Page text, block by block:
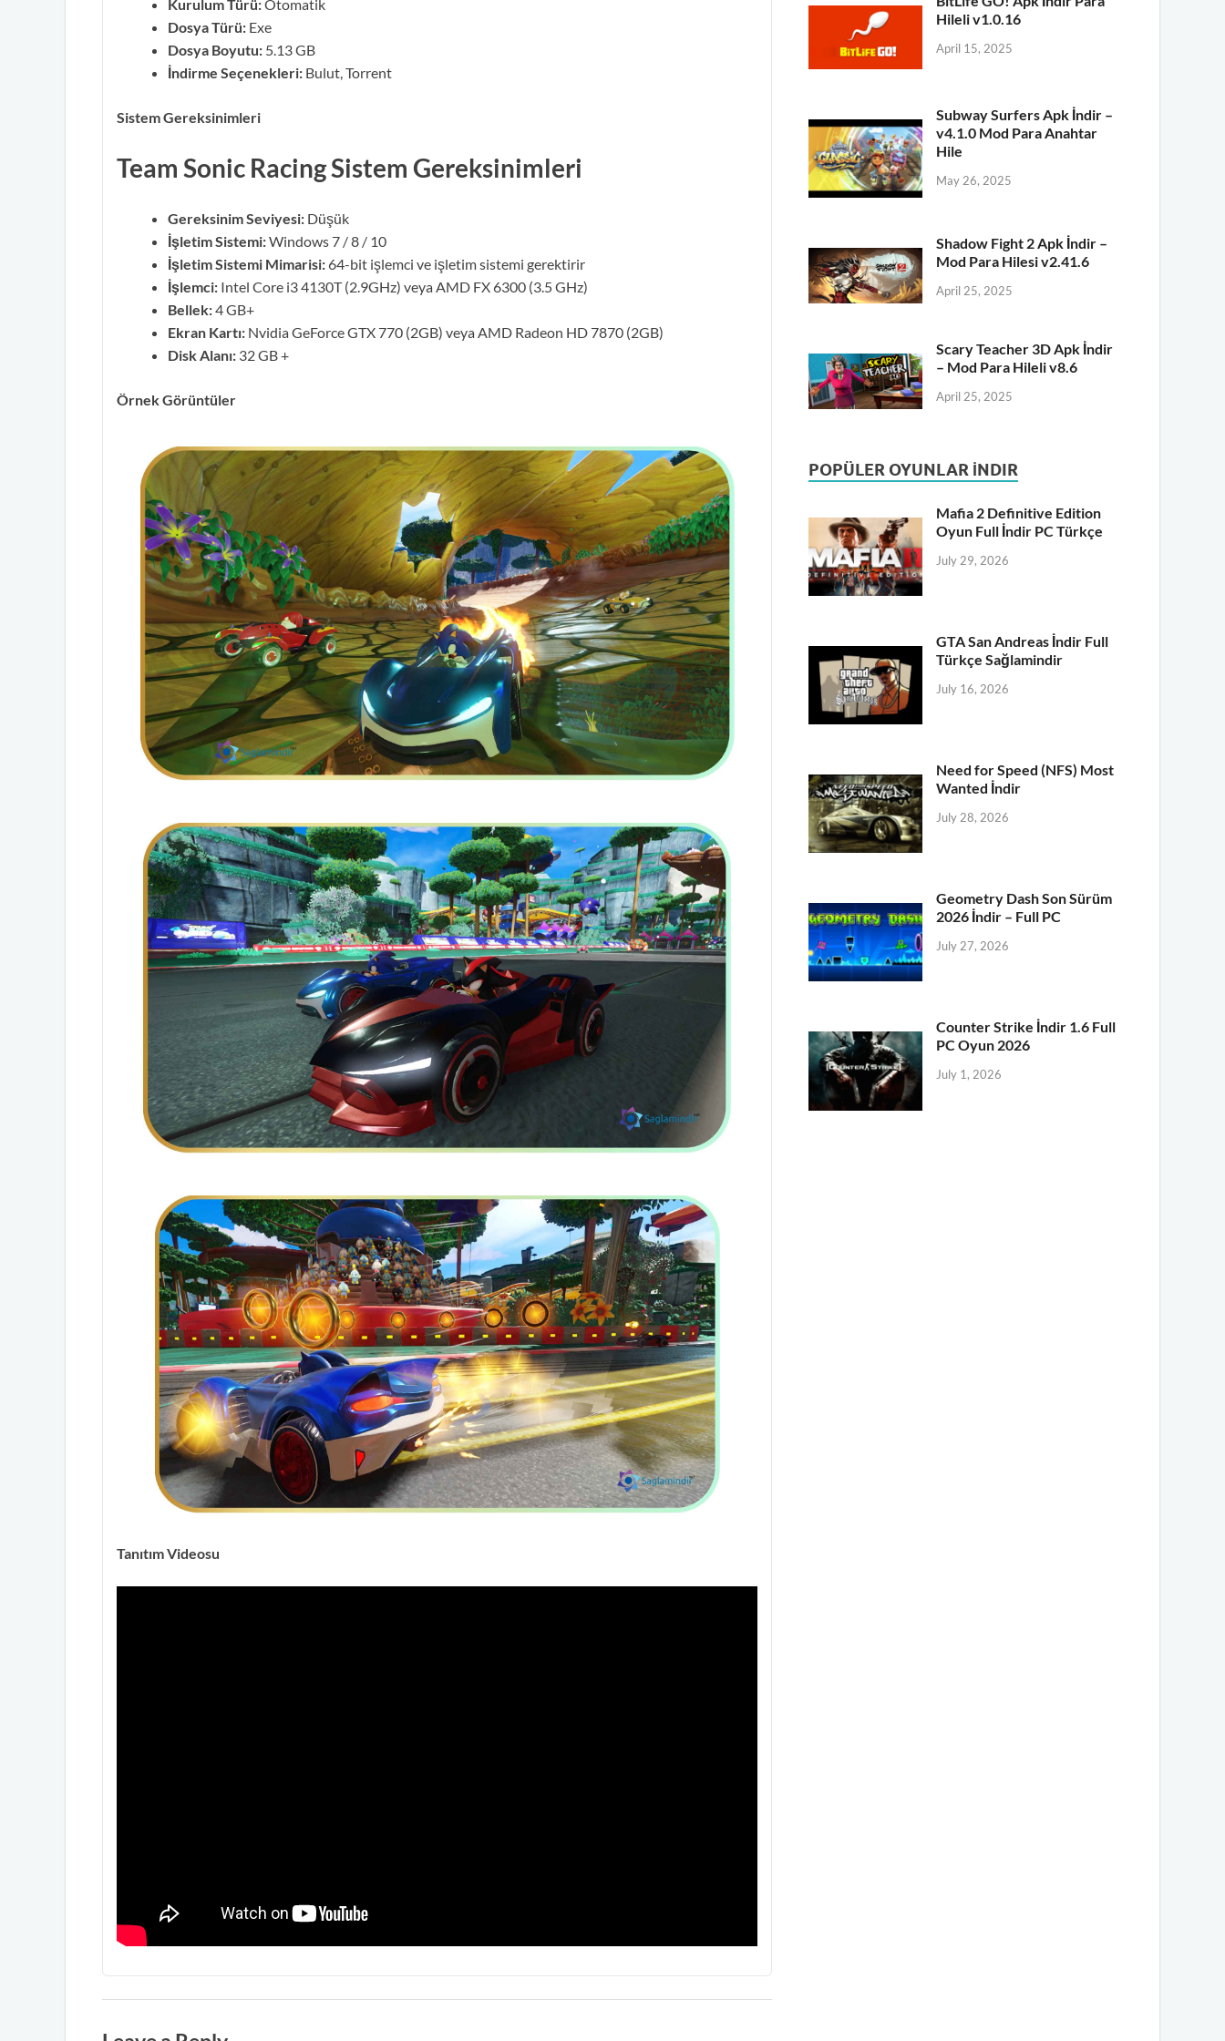
Kurulum Türü:Otomatik
Dosya Türü: Exe
Dosya Boyutu: 5.13 GB
İndirme Seçenekleri: Bulut, Torrent
Sistem Gereksinimleri
Team Sonic Racing Sistem Gereksinimleri
Gereksinim Seviyesi: Düşük
İşletim Sistemi:Windows 7 / 8 / 10
İşletim Sistemi Mimarisi: 64-bit işlemci ve işletim sistemi gerektirir
İşlemci: Intel Core i3 4130T (2.9GHz) veya AMD FX 6300 (3.5 GHz)
Bellek:4 GB+
Ekran Kartı: Nvidia GeForce GTX 770 (2GB) veya AMD Radeon HD 7870 (2GB)
Disk Alanı: 32 GB +
Örnek Görüntüler
Tanıtım Videosu
Hileli v1.0.16
April 15, 2025
Subway Surfers Apk İndir –
v4.1.0 Mod Para Anahtar
Hile
May 26, 2025
Shadow Fight 2 Apk İndir –
Mod Para Hilesi v2.41.6
April 25, 2025
Scary Teacher 3D Apk İndir
– Mod Para Hileli v8.6
April 25, 2025
POPÜLER OYUNLAR İNDIR
Mafia 2 Definitive Edition
Oyun Full İndir PC Türkçe
July 29, 2026
GTA San Andreas İndir Full
Türkçe Sağlamindir
July 16, 2026
Need for Speed (NFS) Most
Wanted İndir
July 28, 2026
Geometry Dash Son Sürüm
2026 İndir – Full PC
July 27, 2026
Counter Strike İndir 1.6 Full
PC Oyun 2026
July 1, 2026